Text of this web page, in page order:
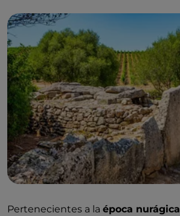
Pertenecientes a la época nurágica